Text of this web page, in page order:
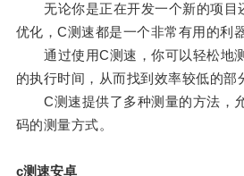
无论你是正在开发一个新的项目
优化，C测速都是一个非常有用的利器
通过使用C测速，你可以轻松地
的执行时间，从而找到效率较低的部
C测速提供了多种测量的方法，
码的测量方式。
c测速安卓